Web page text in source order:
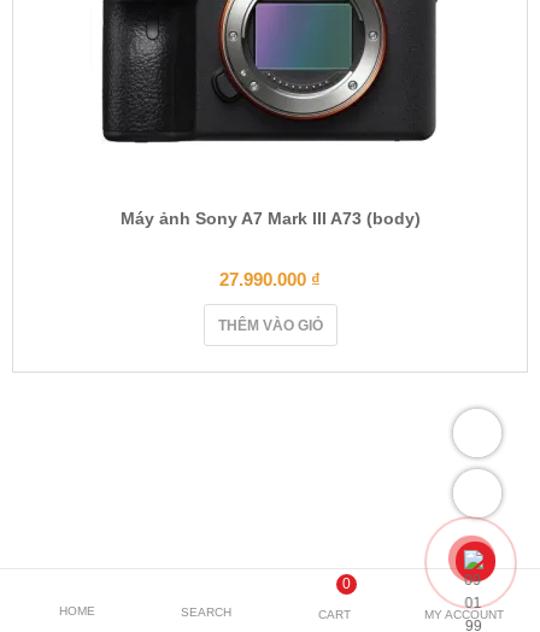
Máy ảnh Sony A7 Mark III A73 (body)
27.990.000 ₫
THÊM VÀO GIỎ
HOME SEARCH
0
CART MY ACCOUNT